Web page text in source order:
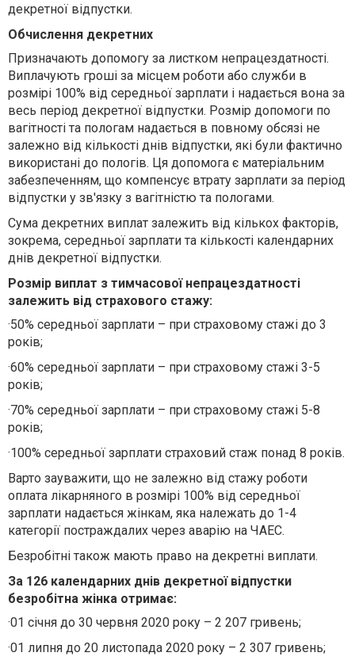
декретної відпустки.
Обчислення декретних
Призначають допомогу за листком непрацездатності.
Виплачують гроші за місцем роботи або служби в
розмірі 100% від середньої зарплати і надається вона за
весь період декретної відпустки. Розмір допомоги по
вагітності та пологам надається в повному обсязі не
залежно від кількості днів відпустки, які були фактично
використані до пологів. Ця допомога є матеріальним
забезпеченням, що компенсує втрату зарплати за період
відпустки у зв'язку з вагітністю та пологами.
Сума декретних виплат залежить від кількох факторів,
зокрема, середньої зарплати та кількості календарних
днів декретної відпустки.
Розмір виплат з тимчасової непрацездатності
залежить від страхового стажу:
·50% середньої зарплати – при страховому стажі до 3
років;
·60% середньої зарплати – при страховому стажі 3-5
років;
·70% середньої зарплати – при страховому стажі 5-8
років;
·100% середньої зарплати страховий стаж понад 8 років.
Варто зауважити, що не залежно від стажу роботи
оплата лікарняного в розмірі 100% від середньої
зарплати надається жінкам, яка належать до 1-4
категорії постраждалих через аварію на ЧАЕС.
Безробітні також мають право на декретні виплати.
За 126 календарних днів декретної відпустки
безробітна жінка отримає:
·01 січня до 30 червня 2020 року – 2 207 гривень;
·01 липня до 20 листопада 2020 року – 2 307 гривень;